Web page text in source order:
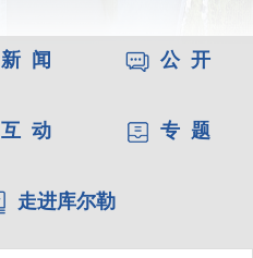
新 闻 公 开
互 动 专 题
走进库尔勒